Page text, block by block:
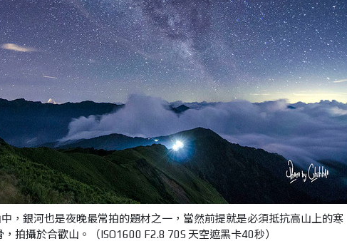
，銀河也是夜晚最常拍的題材之一，當然前提就是必須抵抗高山上的寒
，拍攝於合歡山。（ISO1600 F2.8 70S 天空遮黑卡40秒）